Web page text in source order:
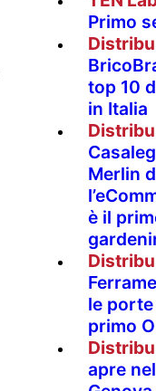
Primo
top 10
in Italia
Merlin
è il
le
primo
apre